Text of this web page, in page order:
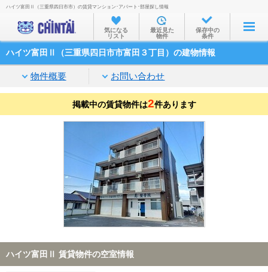
お部屋を探す
沿線・駅から
家賃相場から
通勤通学時間から
物件特集から
不動産会社から
TOP
ハイツ富田Ⅱ（三重県四日市市）の賃貸マンション･アパート･部屋探し情報
気になる
リスト
最近見た
物件
保存中の
条件
ハイツ富田Ⅱ（三重県四日市市富田３丁目）の建物情報
物件概要 お問い合わせ
掲載中の賃貸物件は2件あります
ハイツ富田Ⅱ 賃貸物件の空室情報